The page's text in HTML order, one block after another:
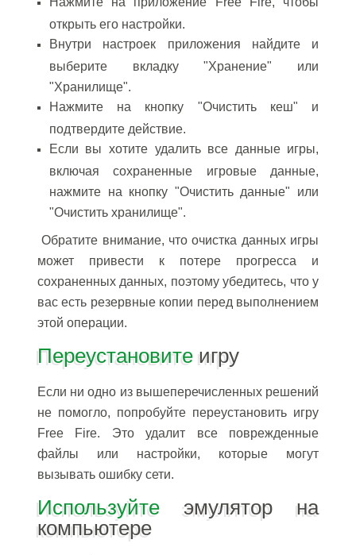
открыть его настройки.
Внутри настроек приложения найдите и
выберите вкладку "Хранение" или
"Хранилище".
Нажмите на кнопку "Очистить кеш" и
подтвердите действие.
Если вы хотите удалить все данные игры,
включая сохраненные игровые данные,
нажмите на кнопку "Очистить данные" или
"Очистить хранилище".
Обратите внимание, что очистка данных игры
может привести к потере прогресса и
сохраненных данных, поэтому убедитесь, что у
вас есть резервные копии перед выполнением
этой операции.
Переустановитеигру
Если ни одно из вышеперечисленных решений
не помогло, попробуйте переустановить игру
Free Fire. Это удалит все поврежденные
файлы или настройки, которые могут
вызывать ошибку сети.
Используйтеэмулятор на
компьютере